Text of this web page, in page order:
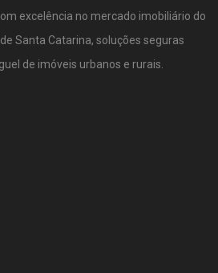
excelência no mercado imobiliário do
Santa Catarina, soluções seguras
de imóveis urbanos e rurais.